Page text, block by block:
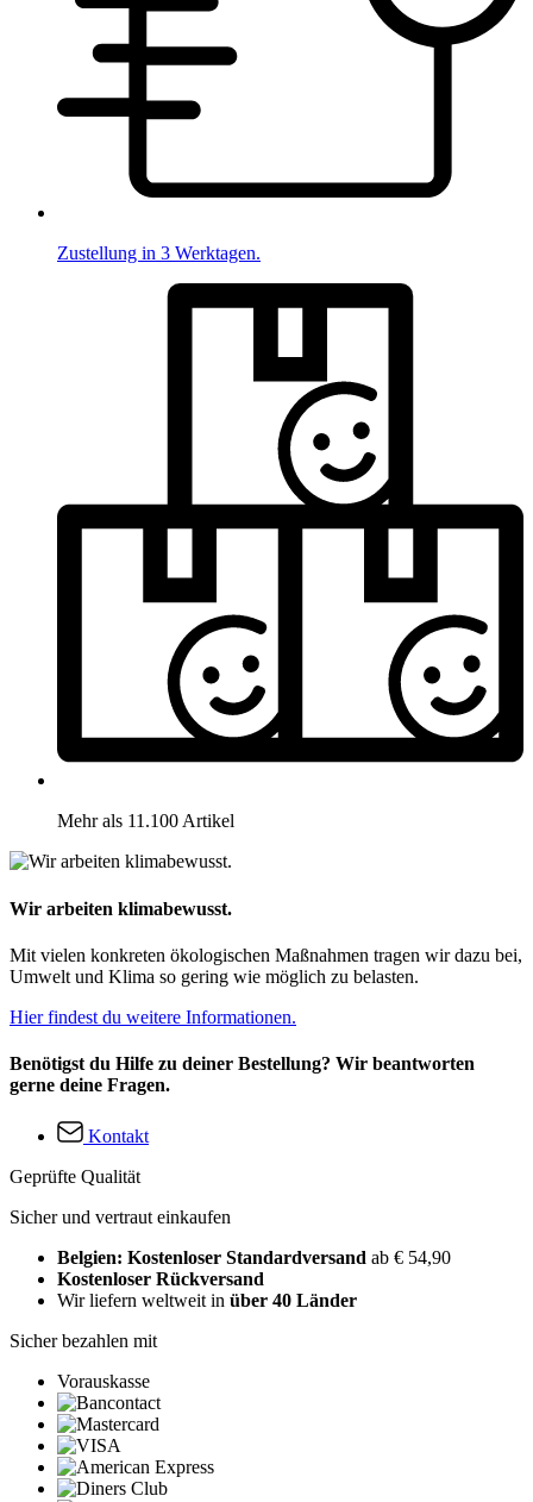
Zustellung in 3 Werktagen.
Mehr als 11.100 Artikel
Wir arbeiten klimabewusst.
Mit vielen konkreten ökologischen Maßnahmen tragen wir dazu bei,
Umwelt und Klima so gering wie möglich zu belasten.
Hier findest du weitere Informationen.
Benötigst du Hilfe zu deiner Bestellung? Wir beantworten
gerne deine Fragen.
Kontakt
Geprüfte Qualität
Sicher und vertraut einkaufen
Belgien: Kostenloser Standardversand ab € 54,90
Kostenloser Rückversand
Wir liefern weltweit in über 40 Länder
Sicher bezahlen mit
Vorauskasse